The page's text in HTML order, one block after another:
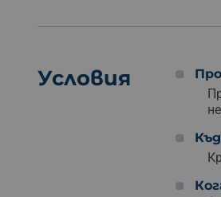
избор за двойки, за подарък
приказка – резервирай или
Условия